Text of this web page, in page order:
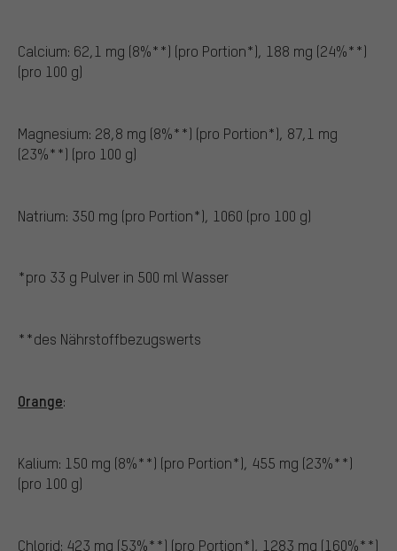
Calcium: 62,1 mg (8%**) (pro Portion*), 188 mg (24%**)
(pro 100 g)
Magnesium: 28,8 mg (8%**) (pro Portion*), 87,1 mg
(23%**) (pro 100 g)
Natrium: 350 mg (pro Portion*), 1060 (pro 100 g)
*pro 33 g Pulver in 500 ml Wasser
**des Nährstoffbezugswerts
Orange:
Kalium: 150 mg (8%**) (pro Portion*), 455 mg (23%**)
(pro 100 g)
Chlorid: 423 mg (53%**) (pro Portion*), 1283 mg (160%**)